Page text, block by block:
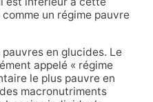
un régime pauvre
en glucides. Le
appelé « régime
le plus pauvre en
macronutriments